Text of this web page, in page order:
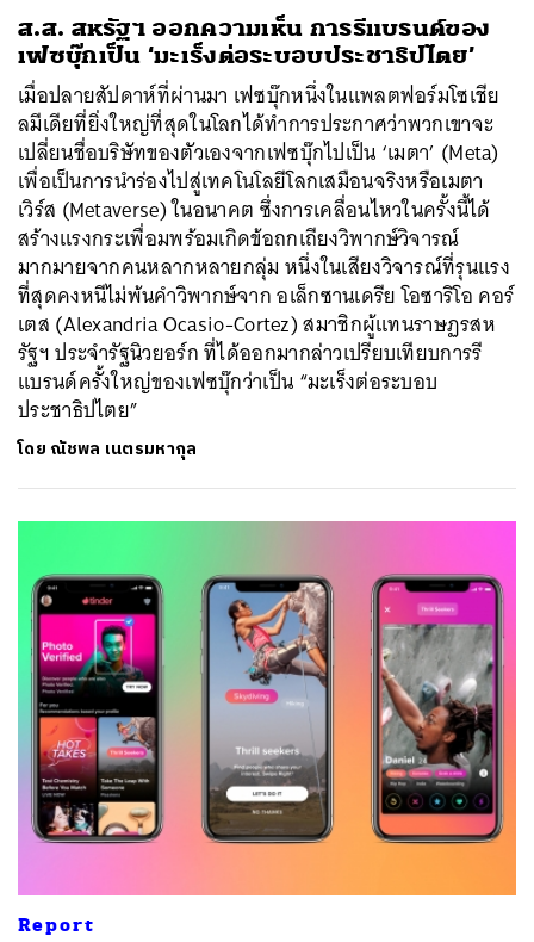
ส.ส. สหรัฐฯ ออกความเห็น การรีแบรนด์ของ
เฟซบุ๊กเป็น ‘มะเร็งต่อระบอบประชาธิปไตย’
เมื่อปลายสัปดาห์ที่ผ่านมา เฟซบุ๊กหนึ่งในแพลตฟอร์มโซเชีย
ลมีเดียที่ยิ่งใหญ่ที่สุดในโลกได้ทำการประกาศว่าพวกเขาจะ
เปลี่ยนชื่อบริษัทของตัวเองจากเฟซบุ๊กไปเป็น ‘เมตา’ (Meta)
เพื่อเป็นการนำร่องไปสู่เทคโนโลยีโลกเสมือนจริงหรือเมตา
เวิร์ส (Metaverse) ในอนาคต ซึ่งการเคลื่อนไหวในครั้งนี้ได้
สร้างแรงกระเพื่อมพร้อมเกิดข้อถกเถียงวิพากษ์วิจารณ์
มากมายจากคนหลากหลายกลุ่ม หนึ่งในเสียงวิจารณ์ที่รุนแรง
ที่สุดคงหนีไม่พ้นคำวิพากษ์จาก อเล็กซานเดรีย โอซาริโอ คอร์
เตส (Alexandria Ocasio-Cortez) สมาชิกผู้แทนราษฏรสห
รัฐฯ ประจำรัฐนิวยอร์ก ที่ได้ออกมากล่าวเปรียบเทียบการรี
แบรนด์ครั้งใหญ่ของเฟซบุ๊กว่าเป็น “มะเร็งต่อระบอบ
ประชาธิปไตย”
โดย ณัชพล เนตรมหากุล
Report